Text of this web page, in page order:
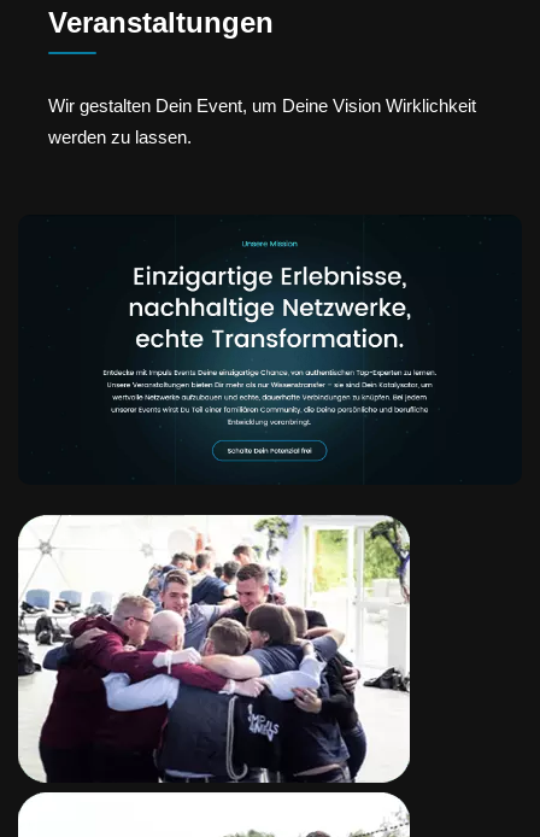
Veranstaltungen
Wir gestalten Dein Event, um Deine Vision Wirklichkeit
werden zu lassen.